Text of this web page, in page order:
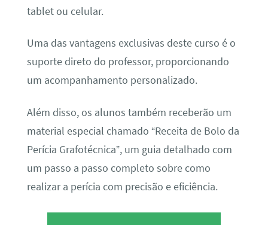
tablet ou celular.
Uma das vantagens exclusivas deste curso é o
suporte direto do professor, proporcionando
um acompanhamento personalizado.
Além disso, os alunos também receberão um
material especial chamado “Receita de Bolo da
Perícia Grafotécnica”, um guia detalhado com
um passo a passo completo sobre como
realizar a perícia com precisão e eficiência.